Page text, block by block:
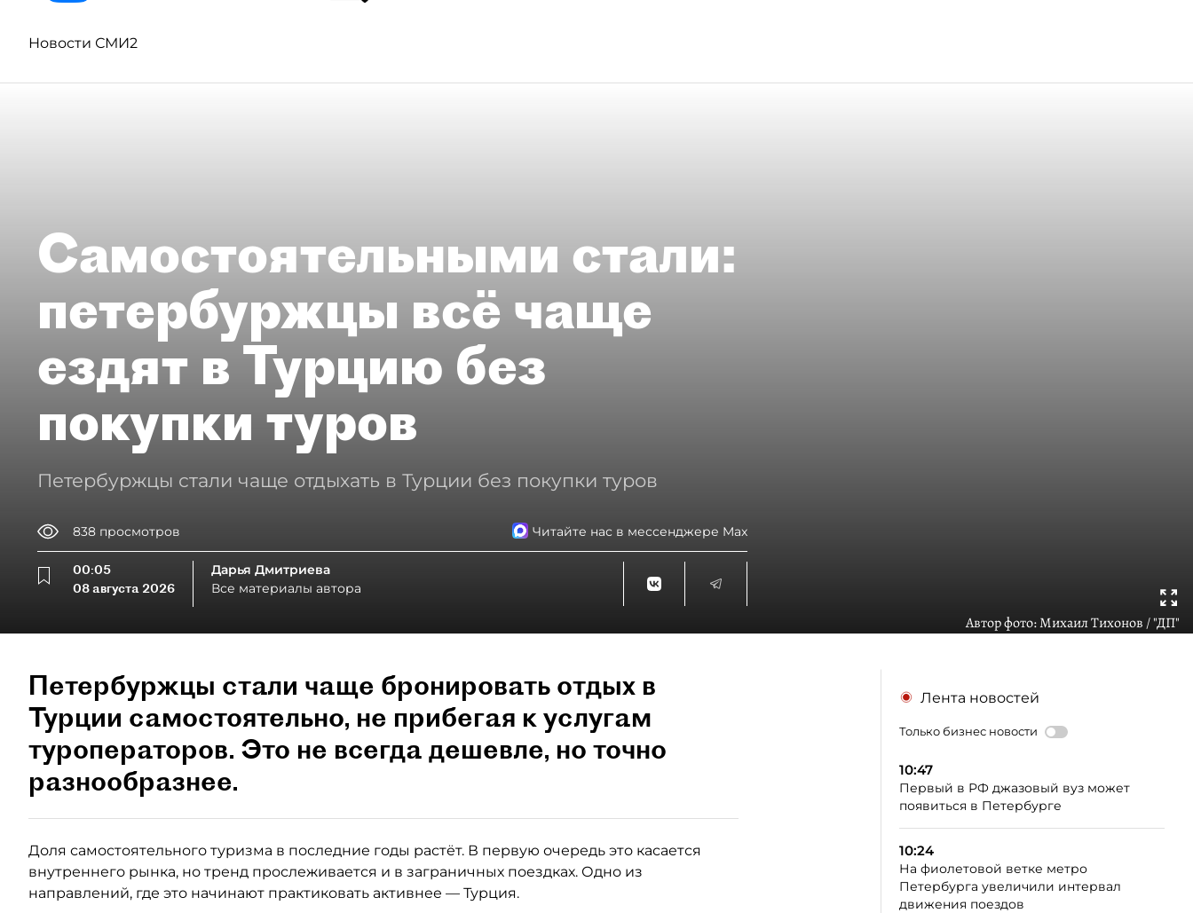
Новости СМИ2
Самостоятельными стали:
петербуржцы всё чаще
ездят в Турцию без
покупки туров
Петербуржцы стали чаще отдыхать в Турции без покупки туров
838 просмотров Читайте нас в мессенджере Max
00:05
08 августа 2026
Дарья Дмитриева
Все материалы автора
Автор фото:Михаил Тихонов / "ДП"
Петербуржцы стали чаще бронировать отдых в
Турции самостоятельно, не прибегая к услугам
туроператоров. Это не всегда дешевле, но точно
разнообразнее.
Доля самостоятельного туризма в последние годы растёт. В первую очередь это касается
внутреннего рынка, но тренд прослеживается и в заграничных поездках. Одно из
направлений, где это начинают практиковать активнее — Турция.
Лента новостей
Только бизнес новости
10:47
Первый в РФ джазовый вуз может
появиться в Петербурге
10:24
На фиолетовой ветке метро
Петербурга увеличили интервал
движения поездов